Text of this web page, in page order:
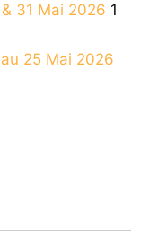
31 Mai 2026 1
25 Mai 2026